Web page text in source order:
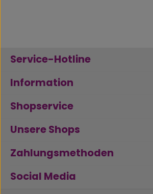
Service-Hotline
Information
Shopservice
Unsere Shops
Zahlungsmethoden
Social Media